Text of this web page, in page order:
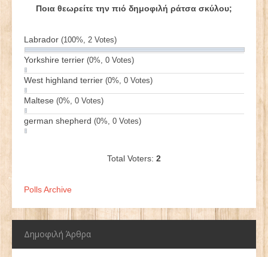
Ποια θεωρείτε την πιό δημοφιλή ράτσα σκύλου;
Labrador (100%, 2 Votes)
Yorkshire terrier (0%, 0 Votes)
West highland terrier (0%, 0 Votes)
Maltese (0%, 0 Votes)
german shepherd (0%, 0 Votes)
Total Voters: 2
Polls Archive
Δημοφιλή Άρθρα